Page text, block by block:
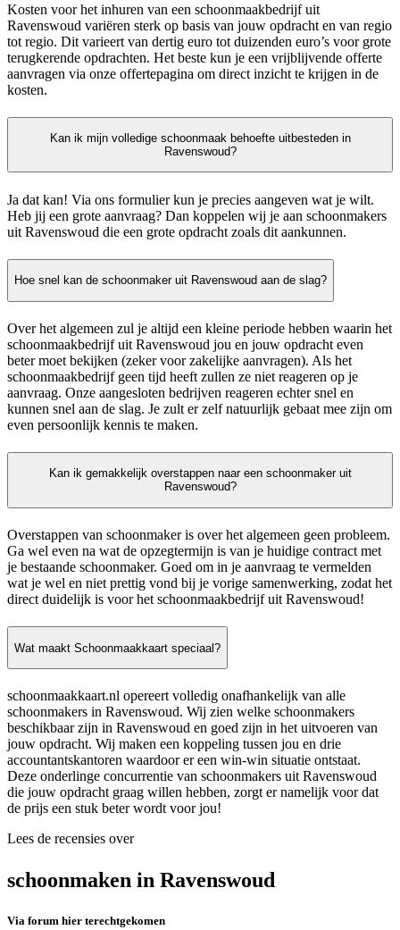
Kosten voor het inhuren van een schoonmaakbedrijf uit
Ravenswoud variëren sterk op basis van jouw opdracht en van regio
tot regio. Dit varieert van dertig euro tot duizenden euro’s voor grote
terugkerende opdrachten. Het beste kun je een vrijblijvende offerte
aanvragen via onze offertepagina om direct inzicht te krijgen in de
kosten.
Kan ik mijn volledige schoonmaak behoefte uitbesteden in
Ravenswoud?
Ja dat kan! Via ons formulier kun je precies aangeven wat je wilt.
Heb jij een grote aanvraag? Dan koppelen wij je aan schoonmakers
uit Ravenswoud die een grote opdracht zoals dit aankunnen.
Hoe snel kan de schoonmaker uit Ravenswoud aan de slag?
Over het algemeen zul je altijd een kleine periode hebben waarin het
schoonmaakbedrijf uit Ravenswoud jou en jouw opdracht even
beter moet bekijken (zeker voor zakelijke aanvragen). Als het
schoonmaakbedrijf geen tijd heeft zullen ze niet reageren op je
aanvraag. Onze aangesloten bedrijven reageren echter snel en
kunnen snel aan de slag. Je zult er zelf natuurlijk gebaat mee zijn om
even persoonlijk kennis te maken.
Kan ik gemakkelijk overstappen naar een schoonmaker uit
Ravenswoud?
Overstappen van schoonmaker is over het algemeen geen probleem.
Ga wel even na wat de opzegtermijn is van je huidige contract met
je bestaande schoonmaker. Goed om in je aanvraag te vermelden
wat je wel en niet prettig vond bij je vorige samenwerking, zodat het
direct duidelijk is voor het schoonmaakbedrijf uit Ravenswoud!
Wat maakt Schoonmaakkaart speciaal?
schoonmaakkaart.nl opereert volledig onafhankelijk van alle
schoonmakers in Ravenswoud. Wij zien welke schoonmakers
beschikbaar zijn in Ravenswoud en goed zijn in het uitvoeren van
jouw opdracht. Wij maken een koppeling tussen jou en drie
accountantskantoren waardoor er een win-win situatie ontstaat.
Deze onderlinge concurrentie van schoonmakers uit Ravenswoud
die jouw opdracht graag willen hebben, zorgt er namelijk voor dat
de prijs een stuk beter wordt voor jou!
Lees de recensies over
schoonmaken in Ravenswoud
Via forum hier terechtgekomen